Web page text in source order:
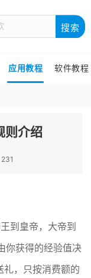
搜索
应用教程 软件教程
则介绍
到皇帝，大帝到
你获得的经验值决
礼，只按消费额的